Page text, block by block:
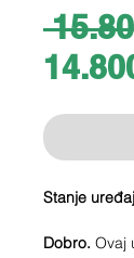
Stanje
Dobro. Ovaj